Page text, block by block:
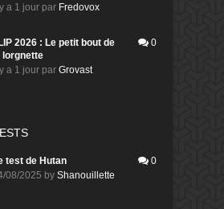
a 1 jour par Fredovox
2026 : Le petit bout de
lorgnette
a 1 jour par Grovast
0
test de Hutan
08/2025 by Shanouillette
0